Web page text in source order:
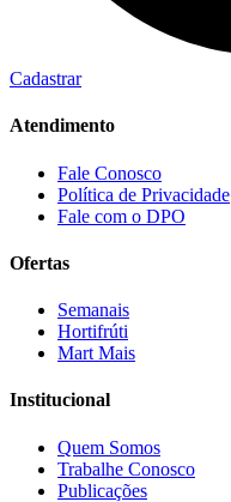
Cadastrar
Atendimento
Fale Conosco
Política de Privacidade
Fale com o DPO
Ofertas
Semanais
Hortifrúti
Mart Mais
Institucional
Quem Somos
Trabalhe Conosco
Publicações